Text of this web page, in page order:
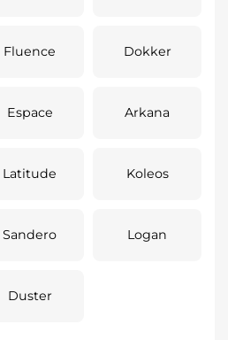
Fluence Dokker
Espace Arkana
Latitude Koleos
Sandero Logan
Duster